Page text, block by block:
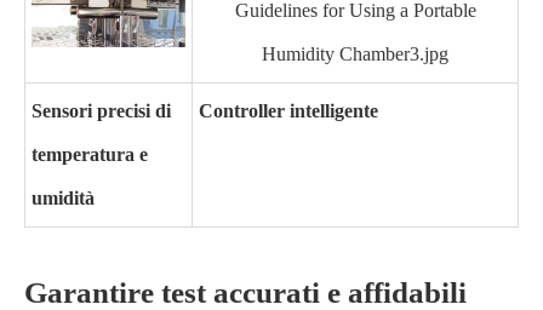
Sensori precisi di
temperatura e
umidità
Controller intelligente
Garantire test accurati e affidabili